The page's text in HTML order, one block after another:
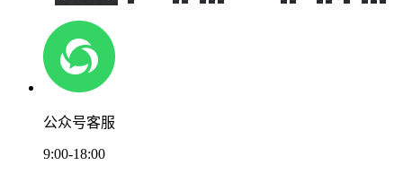
公众号客服
9:00-18:00